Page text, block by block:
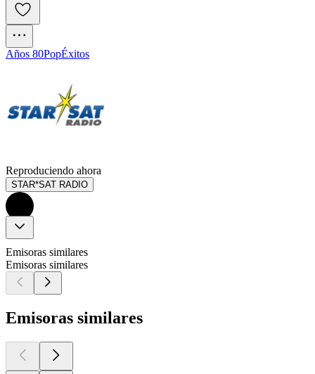
Años 80PopÉxitos
Reproduciendo ahora
STAR*SAT RADIO
Emisoras similares
Emisoras similares
Emisoras similares